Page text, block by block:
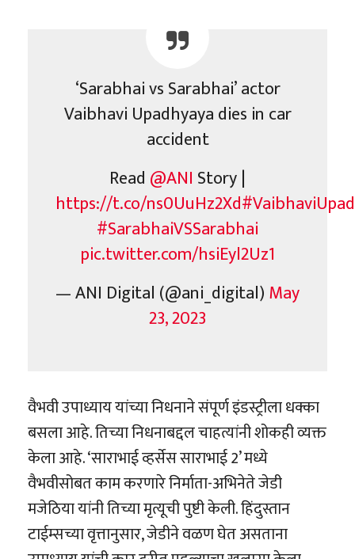
‘Sarabhai vs Sarabhai’ actor
Vaibhavi Upadhyaya dies in car
accident
Read @ANI Story |
https://t.co/ns0UuHz2Xd
#SarabhaiVSSarabhai
pic.twitter.com/hsiEyl2Uz1
— ANI Digital (@ani_digital)May
23, 2023
वैभवी उपाध्याय यांच्या निधनाने संपूर्ण इंडस्ट्रीला धक्का
बसला आहे. तिच्या निधनाबद्दल चाहत्यांनी शोकही व्यक्त
केला आहे. ‘साराभाई व्हर्सेस साराभाई 2’ मध्ये
वैभवीसोबत काम करणारे निर्माता-अभिनेते जेडी
मजेठिया यांनी तिच्या मृत्यूची पुष्टी केली. हिंदुस्तान
टाईम्सच्या वृत्तानुसार, जेडीने वळण घेत असताना